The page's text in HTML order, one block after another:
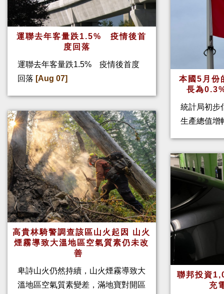
運聯去年客量跌1.5% 疫情後首
度回落
運聯去年客量跌1.5% 疫情後首度
回落 [Aug 07]
高貴林騎警調查該區山火起因 山火
煙霧導致大溫地區空氣質素仍未改
善
卑詩山火仍然持續，山火煙霧導致大
溫地區空氣質素變差，滿地寶對開區
本國5月份
長為
統計局初步
生產總值增
聯邦投資
充